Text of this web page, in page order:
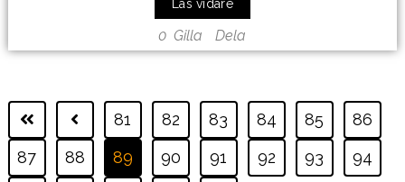
Läs vidare
0 Gilla Dela
81 82 83 84 85
86
87
88 89 90 91 92 93
94